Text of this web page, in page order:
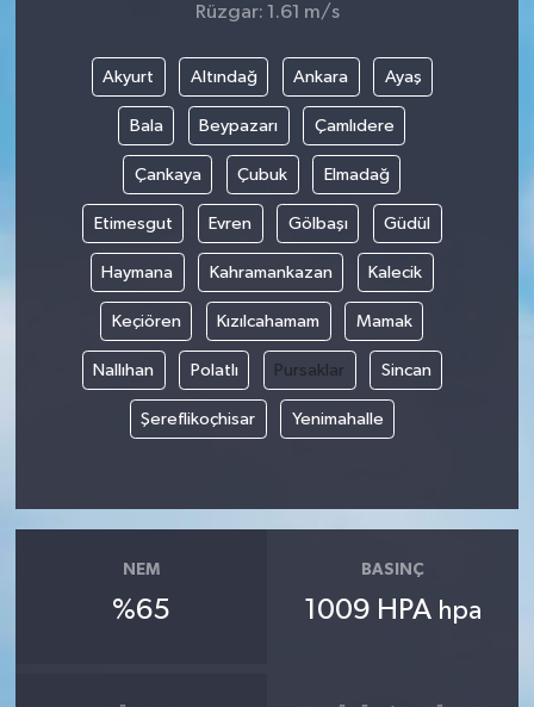
Rüzgar: 1.61 m/s
Akyurt Altındağ Ankara Ayaş
Bala Beypazarı Çamlıdere
Çankaya Çubuk Elmadağ
Etimesgut Evren Gölbaşı Güdül
Haymana Kahramankazan Kalecik
Keçiören Kızılcahamam Mamak
Nallıhan Polatlı Pursaklar Sincan
Şereflikoçhisar Yenimahalle
NEM
%65
BASINÇ
1009 HPA hpa
Genel
Gündem
Hisarcık
İlçeler
Köşe Yazıları
Kültür Sanat
Kütahya
Pazarlar